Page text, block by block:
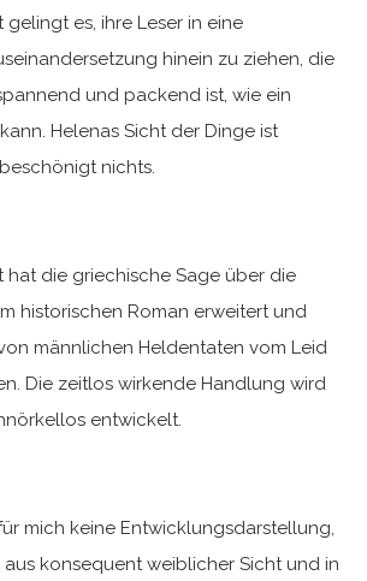
es, ihre Leser in eine
hinein zu ziehen, die
und packend ist, wie ein
Helenas Sicht der Dinge ist
nichts.
hat die griechische Sage über die
historischen Roman erweitert und
männlichen Heldentaten vom Leid
Die zeitlos wirkende Handlung wird
entwickelt.
mich keine Entwicklungsdarstellung,
konsequent weiblicher Sicht und in